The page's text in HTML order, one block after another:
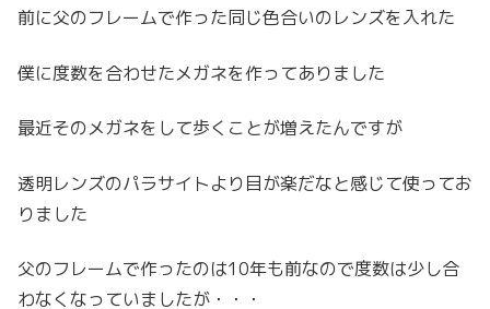
前に父のフレームで作った同じ色合いのレンズを入れた
僕に度数を合わせたメガネを作ってありました
最近そのメガネをして歩くことが増えたんですが
透明レンズのパラサイトより目が楽だなと感じて使ってお
りました
父のフレームで作ったのは10年も前なので度数は少し合
わなくなっていましたが・・・